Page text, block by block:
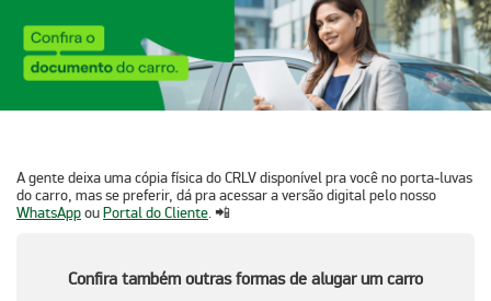
A gente deixa uma cópia física do CRLVdisponívelpravocênoporta-luvas
do carro, mas se preferir, dápraacessar a versão digital pelo nosso
WhatsAppouPortal do Cliente. 📲
Confira também outras formas de alugar um carro